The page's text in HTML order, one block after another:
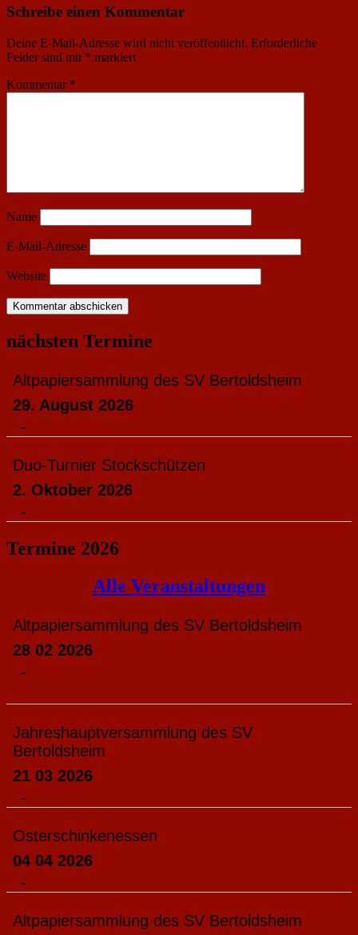
Schreibe einen Kommentar
Deine E-Mail-Adresse wird nicht veröffentlicht. Erforderliche
Felder sind mit * markiert
Kommentar *
Name
E-Mail-Adresse
Website
nächsten Termine
Altpapiersammlung des SV Bertoldsheim
29. August 2026
-
Duo-Turnier Stockschützen
2. Oktober 2026
-
Termine 2026
Alle Veranstaltungen
Altpapiersammlung des SV Bertoldsheim
28 02 2026
-
Jahreshauptversammlung des SV
Bertoldsheim
21 03 2026
-
Osterschinkenessen
04 04 2026
-
Altpapiersammlung des SV Bertoldsheim